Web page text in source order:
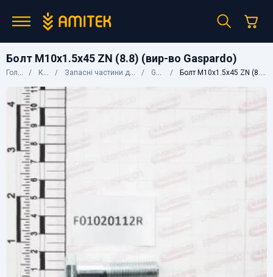
Болт М10х1.5х45 ZN (8.8) (вир-во Gaspardo)
Головна Каталог Запасні частини до сільгосптехніки Gaspardo Болт М10х1.5х45 ZN (8.8) (вир-во Gaspardo)